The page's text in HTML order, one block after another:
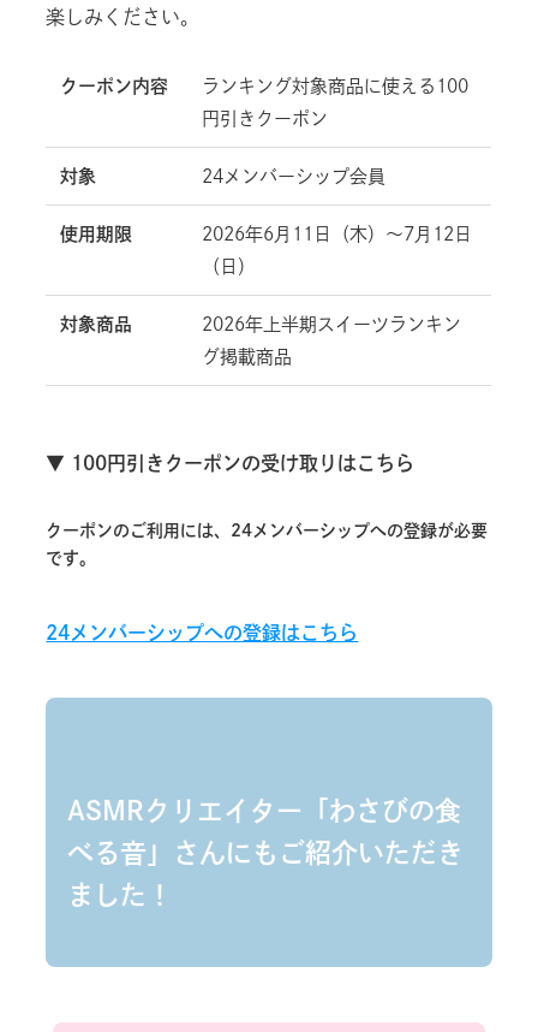
楽しみください。
クーポン内容
ランキング対象商品に使える100
円引きクーポン
対象 24メンバーシップ会員
使用期限
2026年6月11日（木）〜7月12日
（日）
対象商品
2026年上半期スイーツランキン
グ掲載商品
▼ 100円引きクーポンの受け取りはこちら
クーポンのご利用には、24メンバーシップへの登録が必要
です。
24メンバーシップへの登録はこちら
ASMRクリエイター「わさびの食
べる音」さんにもご紹介いただき
ました！